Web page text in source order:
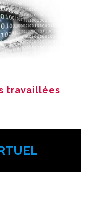
travaillées